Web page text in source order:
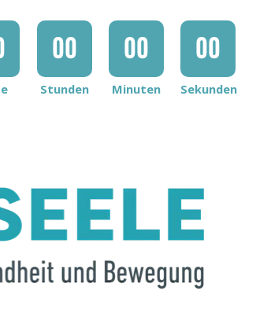
00
Stunden
00
Minuten
00
Sekunden